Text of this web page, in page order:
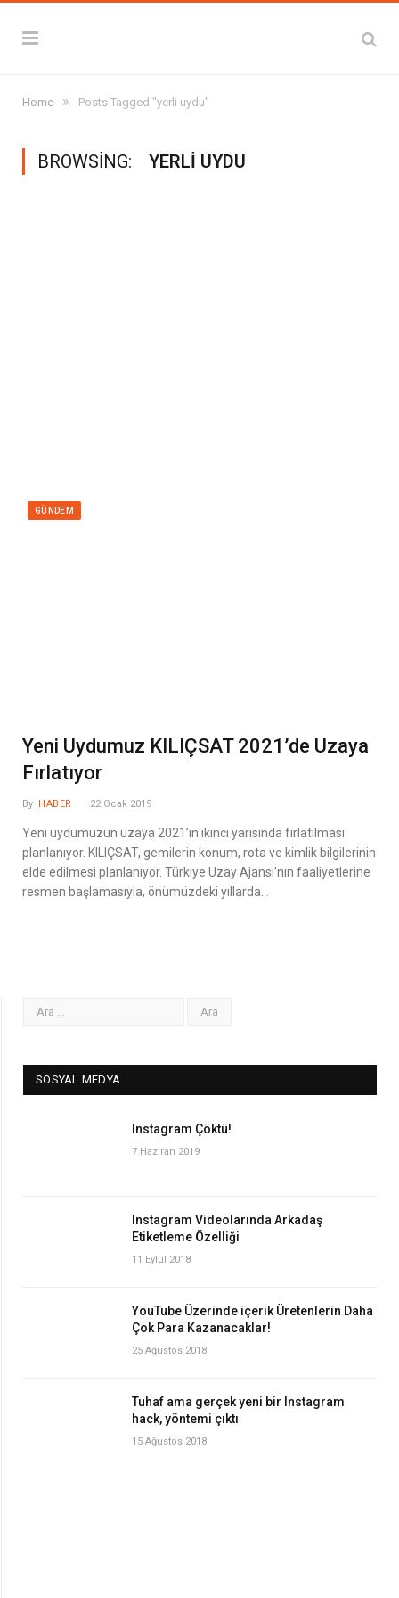
Home » Posts Tagged "yerli uydu"
BROWSING: YERLI UYDU
GÜNDEM
Yeni Uydumuz KILIÇSAT 2021’de Uzaya
Fırlatıyor
By HABER 22 Ocak 2019
Yeni uydumuzun uzaya 2021’in ikinci yarısında fırlatılması
planlanıyor. KILIÇSAT, gemilerin konum, rota ve kimlik bilgilerinin
elde edilmesi planlanıyor. Türkiye Uzay Ajansı’nın faaliyetlerine
resmen başlamasıyla, önümüzdeki yıllarda…
SOSYAL MEDYA
Instagram Çöktü!
7 Haziran 2019
Instagram Videolarında Arkadaş
Etiketleme Özelliği
11 Eylül 2018
YouTube Üzerinde içerik Üretenlerin Daha
Çok Para Kazanacaklar!
25 Ağustos 2018
Tuhaf ama gerçek yeni bir Instagram
hack, yöntemi çıktı
15 Ağustos 2018